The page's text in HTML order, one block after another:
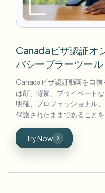
Canadaビザ認証オ
バシーブラーツール
Canadaビザ認証動画を自
は顔、背景、プライベート
明確、プロフェッショナル
保護されたままであることを
Try Now